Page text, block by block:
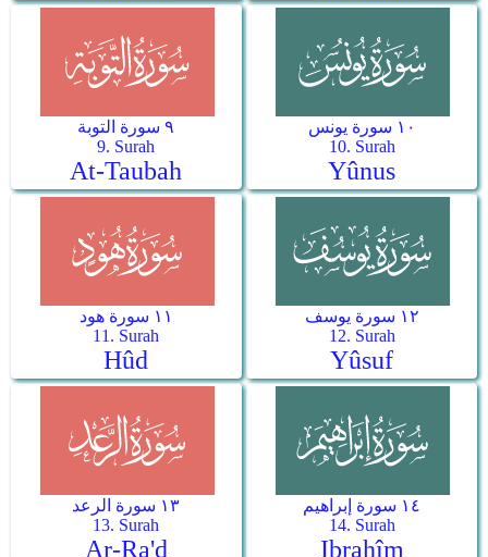
٩ سورة التوبة
9. Surah
At-Taubah
١٠ سورة يونس
10. Surah
Yûnus
١١ سورة هود
11. Surah
Hûd
١٢ سورة يوسف
12. Surah
Yûsuf
١٣ سورة الرعد
13. Surah
Ar-Ra'd
١٤ سورة إبراهيم
14. Surah
Ibrahîm